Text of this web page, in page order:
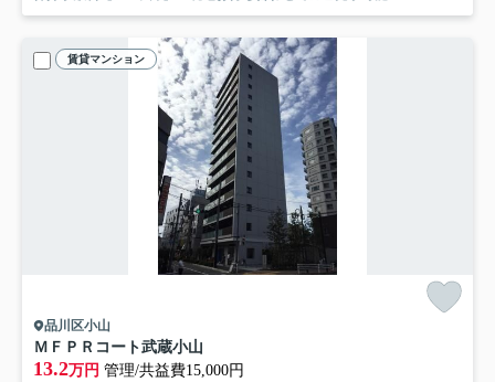
賃貸マンション
品川区小山
ＭＦＰＲコート武蔵小山
13.2万円 管理/共益費15,000円